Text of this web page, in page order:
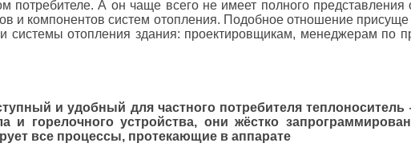
А он чаще всего не имеет полного представления
и компонентов систем отопления. Подобное отношение присуще
системы отопления здания: проектировщикам, менеджерам по
и удобный для частного потребителя
и горелочного устройства, они жёстко
все процессы, протекающие в аппарате